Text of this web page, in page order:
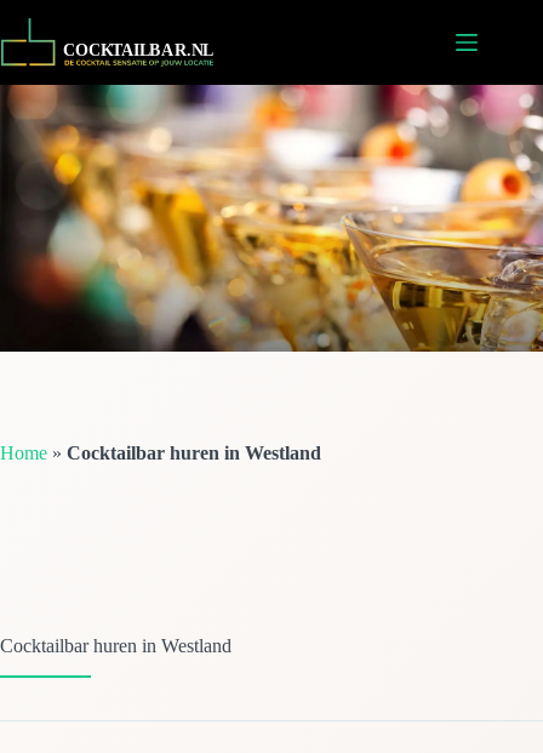
Home » Cocktailbar huren in Westland
Cocktailbar huren in Westland